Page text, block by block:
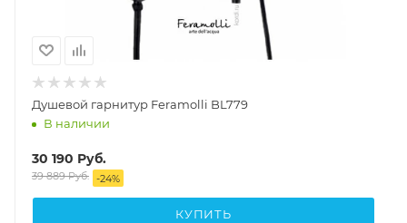
Душевой гарнитур Feramolli BL779
В наличии
30 190 Руб.
39 889Руб. -24%
КУПИТЬ